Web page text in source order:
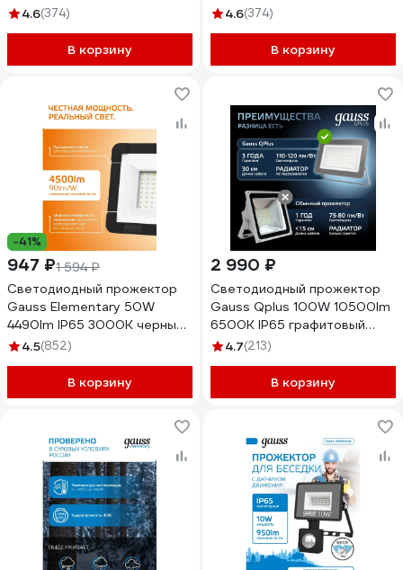
черный 613100310P
4.6(374)
В корзину
черный 613100100P
4.6(374)
В корзину
-41%
947 ₽1 594 ₽
Светодиодный прожектор
Gauss Elementary 50W
4490lm IP65 3000К черный
613527150
4.5(852)
В корзину
2 990 ₽
Светодиодный прожектор
Gauss Qplus 100W 10500lm
6500K IP65 графитовый
690511100
4.7(213)
В корзину